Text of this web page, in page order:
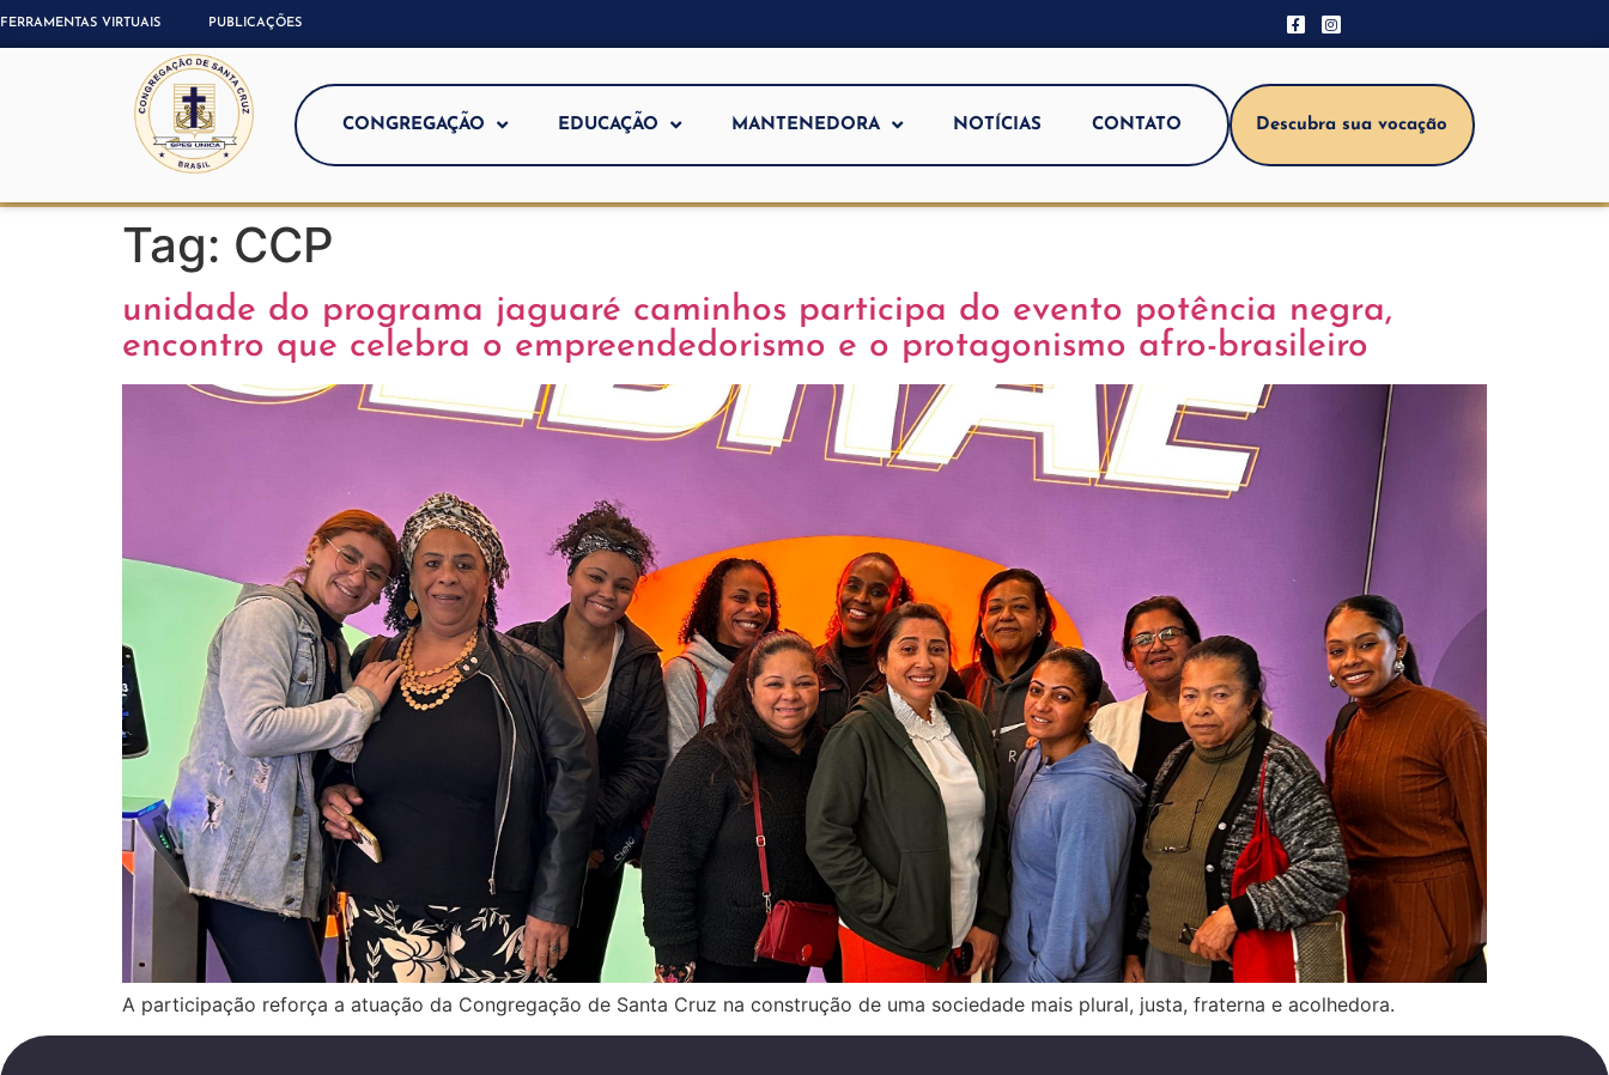
FERRAMENTAS VIRTUAIS PUBLICAÇÕES
CONGREGAÇÃO EDUCAÇÃO MANTENEDORA NOTÍCIAS CONTATO Descubra sua vocação
Tag: CCP
unidade do programa jaguaré caminhos participa do evento potência negra,
encontro que celebra o empreendedorismo e o protagonismo afro-brasileiro
A participação reforça a atuação da Congregação de Santa Cruz na construção de uma sociedade mais plural, justa, fraterna e acolhedora.